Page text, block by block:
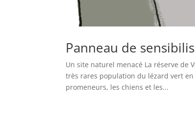
Panneau de
Un site naturel menacé La réserve de
très rares population du lézard vert
promeneurs, les chiens et les...